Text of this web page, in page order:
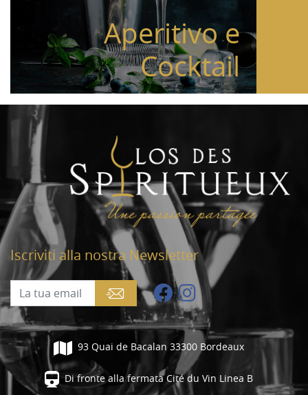
Aperitivo e
Cocktail
Iscriviti alla nostra Newsletter
93 Quai de Bacalan 33300 Bordeaux
Di fronte alla fermata Cité du Vin Linea B